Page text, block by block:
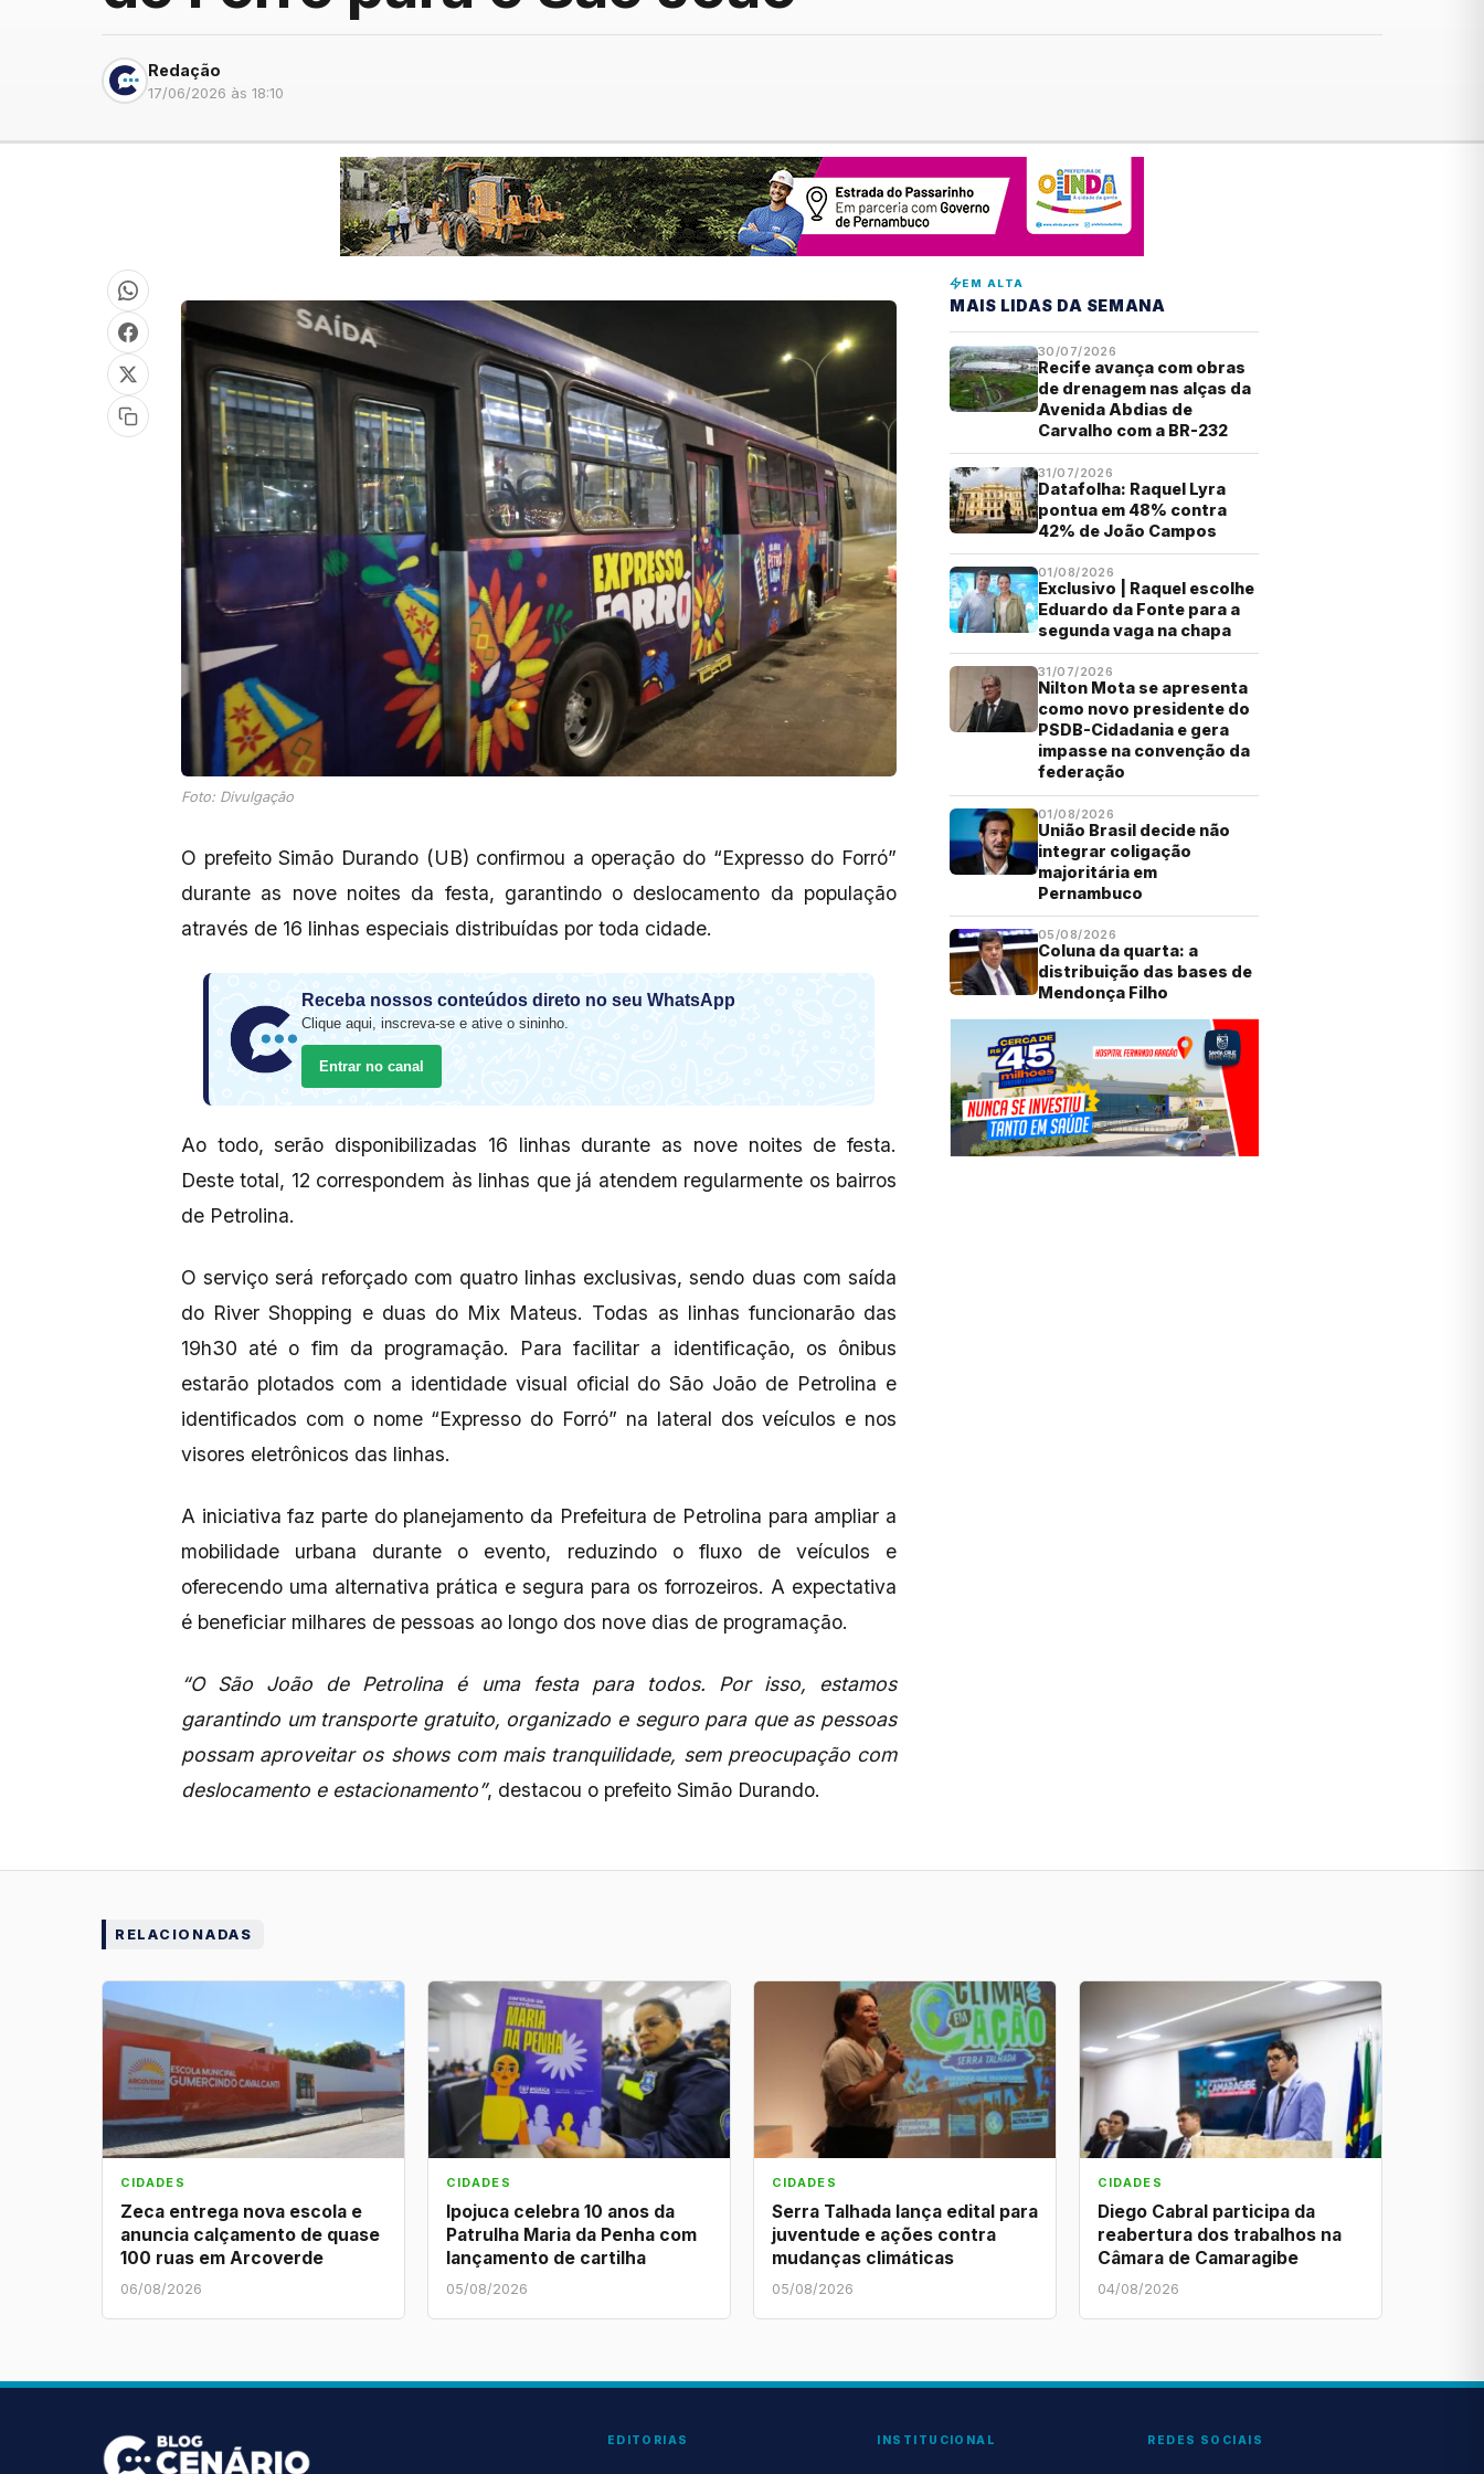
Redação
17/06/2026 às 18:10
Foto: Divulgação
O prefeito Simão Durando (UB) confirmou a operação do “Expresso do Forró”
durante as nove noites da festa, garantindo o deslocamento da população
através de 16 linhas especiais distribuídas por toda cidade.
Receba nossos conteúdos direto no seu WhatsApp
Clique aqui, inscreva-se e ative o sininho.
Entrar no canal
Ao todo, serão disponibilizadas 16 linhas durante as nove noites de festa.
Deste total, 12 correspondem às linhas que já atendem regularmente os bairros
de Petrolina.
O serviço será reforçado com quatro linhas exclusivas, sendo duas com saída
do River Shopping e duas do Mix Mateus. Todas as linhas funcionarão das
19h30 até o fim da programação. Para facilitar a identificação, os ônibus
estarão plotados com a identidade visual oficial do São João de Petrolina e
identificados com o nome “Expresso do Forró” na lateral dos veículos e nos
visores eletrônicos das linhas.
A iniciativa faz parte do planejamento da Prefeitura de Petrolina para ampliar a
mobilidade urbana durante o evento, reduzindo o fluxo de veículos e
oferecendo uma alternativa prática e segura para os forrozeiros. A expectativa
é beneficiar milhares de pessoas ao longo dos nove dias de programação.
“O São João de Petrolina é uma festa para todos. Por isso, estamos
garantindo um transporte gratuito, organizado e seguro para que as pessoas
possam aproveitar os shows com mais tranquilidade, sem preocupação com
deslocamento e estacionamento”, destacou o prefeito Simão Durando.
EM ALTA
MAIS LIDAS DA SEMANA
30/07/2026
Recife avança com obras
de drenagem nas alças da
Avenida Abdias de
Carvalho com a BR-232
31/07/2026
Datafolha: Raquel Lyra
pontua em 48% contra
42% de João Campos
01/08/2026
Exclusivo | Raquel escolhe
Eduardo da Fonte para a
segunda vaga na chapa
31/07/2026
Nilton Mota se apresenta
como novo presidente do
PSDB-Cidadania e gera
impasse na convenção da
federação
01/08/2026
União Brasil decide não
integrar coligação
majoritária em
Pernambuco
05/08/2026
Coluna da quarta: a
distribuição das bases de
Mendonça Filho
RELACIONADAS
CIDADES
Zeca entrega nova escola e
anuncia calçamento de quase
100 ruas em Arcoverde
06/08/2026
CIDADES
Ipojuca celebra 10 anos da
Patrulha Maria da Penha com
lançamento de cartilha
05/08/2026
CIDADES
Serra Talhada lança edital para
juventude e ações contra
mudanças climáticas
05/08/2026
CIDADES
Diego Cabral participa da
reabertura dos trabalhos na
Câmara de Camaragibe
04/08/2026
EDITORIAS INSTITUCIONAL REDES SOCIAIS